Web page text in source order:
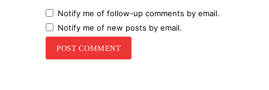
Notify me of follow-up comments by email.
Notify me of new posts by email.